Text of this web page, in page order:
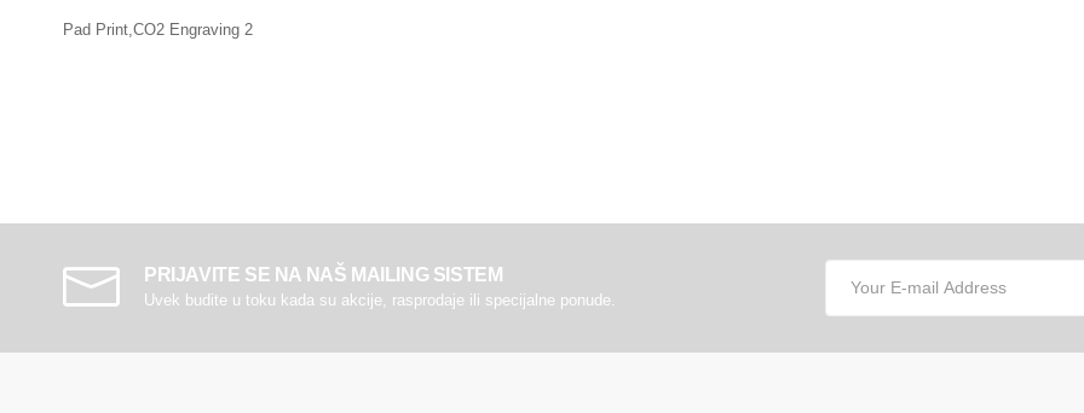
Pad Print,CO2 Engraving 2
PRIJAVITE SE NA NAŠ MAILING SISTEM
Uvek budite u toku kada su akcije, rasprodaje ili specijalne ponude.